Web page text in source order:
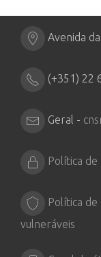
Avenida
(+351) 22
Geral -
Política de
Política
vulneráveis